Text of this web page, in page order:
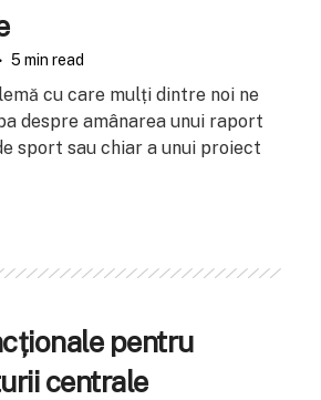
5 min read
cu care mulți dintre noi ne
despre amânarea unui raport
sport sau chiar a unui proiect
pentru
centrale